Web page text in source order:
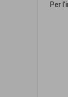
Per